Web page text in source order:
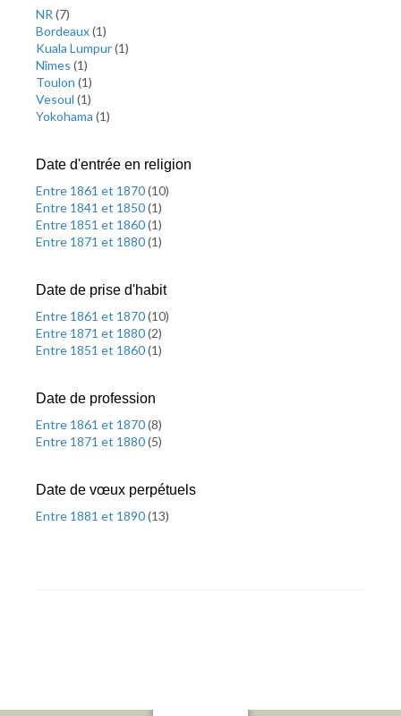
NR (7)
Bordeaux(1)
Kuala Lumpur(1)
Nîmes (1)
Toulon (1)
Vesoul (1)
Yokohama (1)
Date d'entrée en religion
Entre 1861 et 1870(10)
Entre 1841 et 1850(1)
Entre 1851 et 1860(1)
Entre 1871 et 1880(1)
Date de prise d'habit
Entre 1861 et 1870(10)
Entre 1871 et 1880(2)
Entre 1851 et 1860(1)
Date de profession
Entre 1861 et 1870(8)
Entre 1871 et 1880(5)
Date de vœux perpétuels
Entre 1881 et 1890(13)